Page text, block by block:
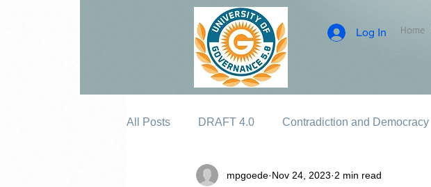
Log In Home
All Posts DRAFT 4.0 Contradiction and Democracy
mpgoede Nov 24, 2023 2 min read